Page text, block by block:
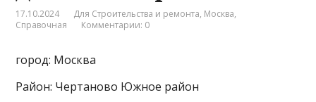
17.10.2024 Для Строительства и ремонта, Москва,
Справочная
Комментарии: 0
город: Москва
Район: Чертаново Южное район